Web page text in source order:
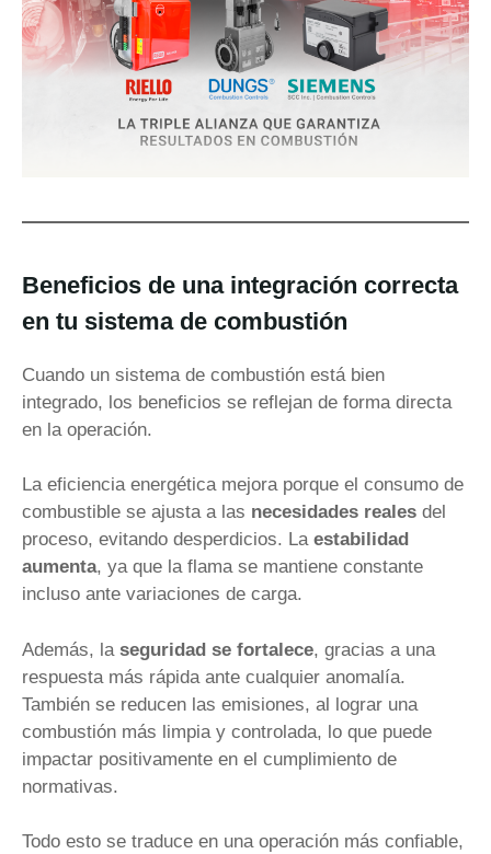
Beneficios de una integración correcta
en tu sistema de combustión
Cuando un sistema de combustión está bien
integrado, los beneficios se reflejan de forma directa
en la operación.
La eficiencia energética mejora porque el consumo de
combustible se ajusta a las necesidades reales del
proceso, evitando desperdicios. La estabilidad
aumenta, ya que la flama se mantiene constante
incluso ante variaciones de carga.
Además, la seguridad se fortalece, gracias a una
respuesta más rápida ante cualquier anomalía.
También se reducen las emisiones, al lograr una
combustión más limpia y controlada, lo que puede
impactar positivamente en el cumplimiento de
normativas.
Todo esto se traduce en una operación más confiable,